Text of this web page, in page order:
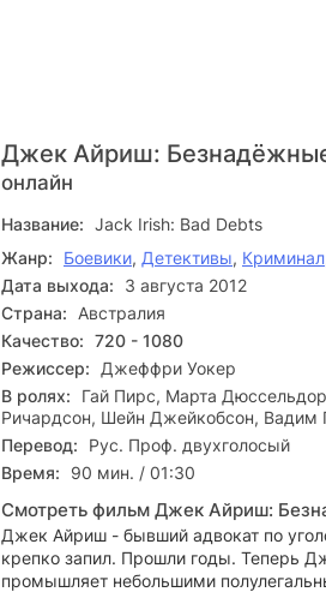
Джек Айриш:
онлайн
Название: Jack Irish: Bad Debts
Жанр: Боевики, Детективы, Криминал
Дата выхода:
3 августа 2012
Страна:
Австралия
Качество: 720 - 1080
Режиссер:
Джеффри Уокер
В ролях:
Гай Пирс, Марта
Ричардсон, Шейн Джейкобсон, Вадим
Перевод:
Рус. Проф. двухголосый
Время:
90 мин. / 01:30
Смотреть фильм Джек Айриш:
Джек Айриш - бывший адвокат по
крепко запил. Прошли годы. Теперь
промышляет небольшими